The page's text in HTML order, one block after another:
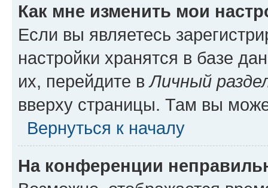
Как мне изменить мои
Если вы являетесь
настройки хранятся в базе
их, перейдите вЛичный
вверху страницы. Там вы
Вернуться к началу
На конференции